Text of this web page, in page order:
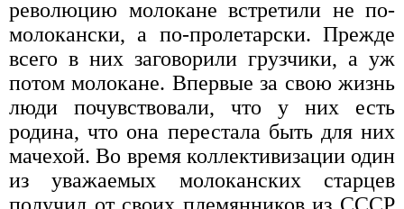
революцию молокане встретили не по-
молокански, а по-пролетарски. Прежде
всего в них заговорили грузчики, а уж
потом молокане. Впервые за свою жизнь
люди почувствовали, что у них есть
родина, что она перестала быть для них
мачехой. Во время коллективизации один
из уважаемых молоканских старцев